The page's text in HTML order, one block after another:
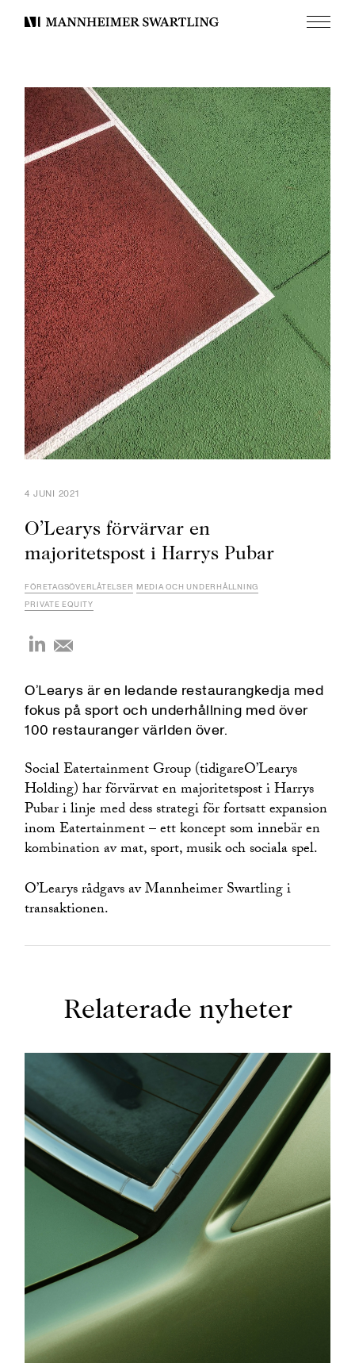
Mannheimer
Meny
4 JUNI 2021
O’Learys förvärvar en
majoritetspost i Harrys Pubar
FÖRETAGSÖVERLÅTELSER MEDIA OCH UNDERHÅLLNING
PRIVATE EQUITY
O’Learys är en ledande restaurangkedja med
fokus på sport och underhållning med över
100 restauranger världen över.
Social Eatertainment Group (tidigareO’Learys
Holding) har förvärvat en majoritetspost i Harrys
Pubar i linje med dess strategi för fortsatt expansion
inom Eatertainment – ett koncept som innebär en
kombination av mat, sport, musik och sociala spel.
O’Learys rådgavs av Mannheimer Swartling i
transaktionen.
Relaterade nyheter